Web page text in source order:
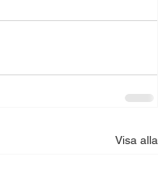
Visa alla